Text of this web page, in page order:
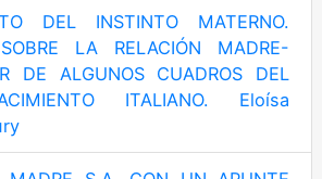
DEL INSTINTO MATERNO.
SOBRE LA RELACIÓN MADRE-
DE ALGUNOS CUADROS DEL
ITALIANO. Eloísa